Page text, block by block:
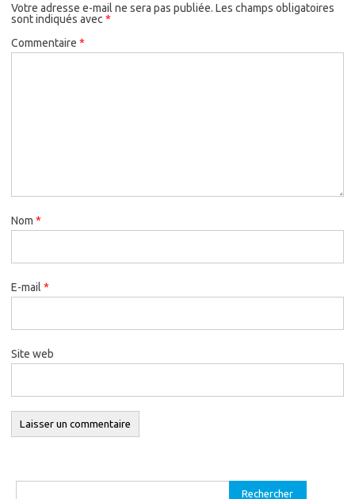
Votre adresse e-mail ne sera pas publiée. Les champs obligatoires
sont indiqués avec *
Commentaire *
Nom *
E-mail *
Site web